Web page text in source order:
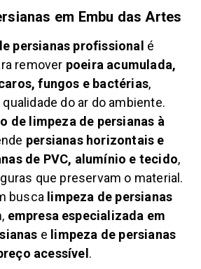
em Embu das Artes
persianas profissional é
remover poeira acumulada,
fungos e bactérias,
do ar do ambiente.
de limpeza de persianas à
persianas horizontais e
de PVC, alumínio e tecido,
que preservam o material.
busca limpeza de persianas
, empresa especializada em
e limpeza de persianas
acessível.